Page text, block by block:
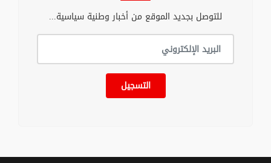
للتوصل بجديد الموقع من أخبار وطنية سياسية...
التسجيل